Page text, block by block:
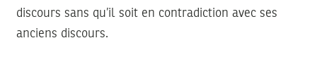
discours sans qu’il soit en contradiction avec ses
anciens discours.